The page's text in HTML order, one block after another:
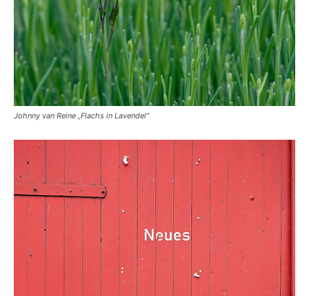
Johnny van Reine „Flachs in Lavendel“